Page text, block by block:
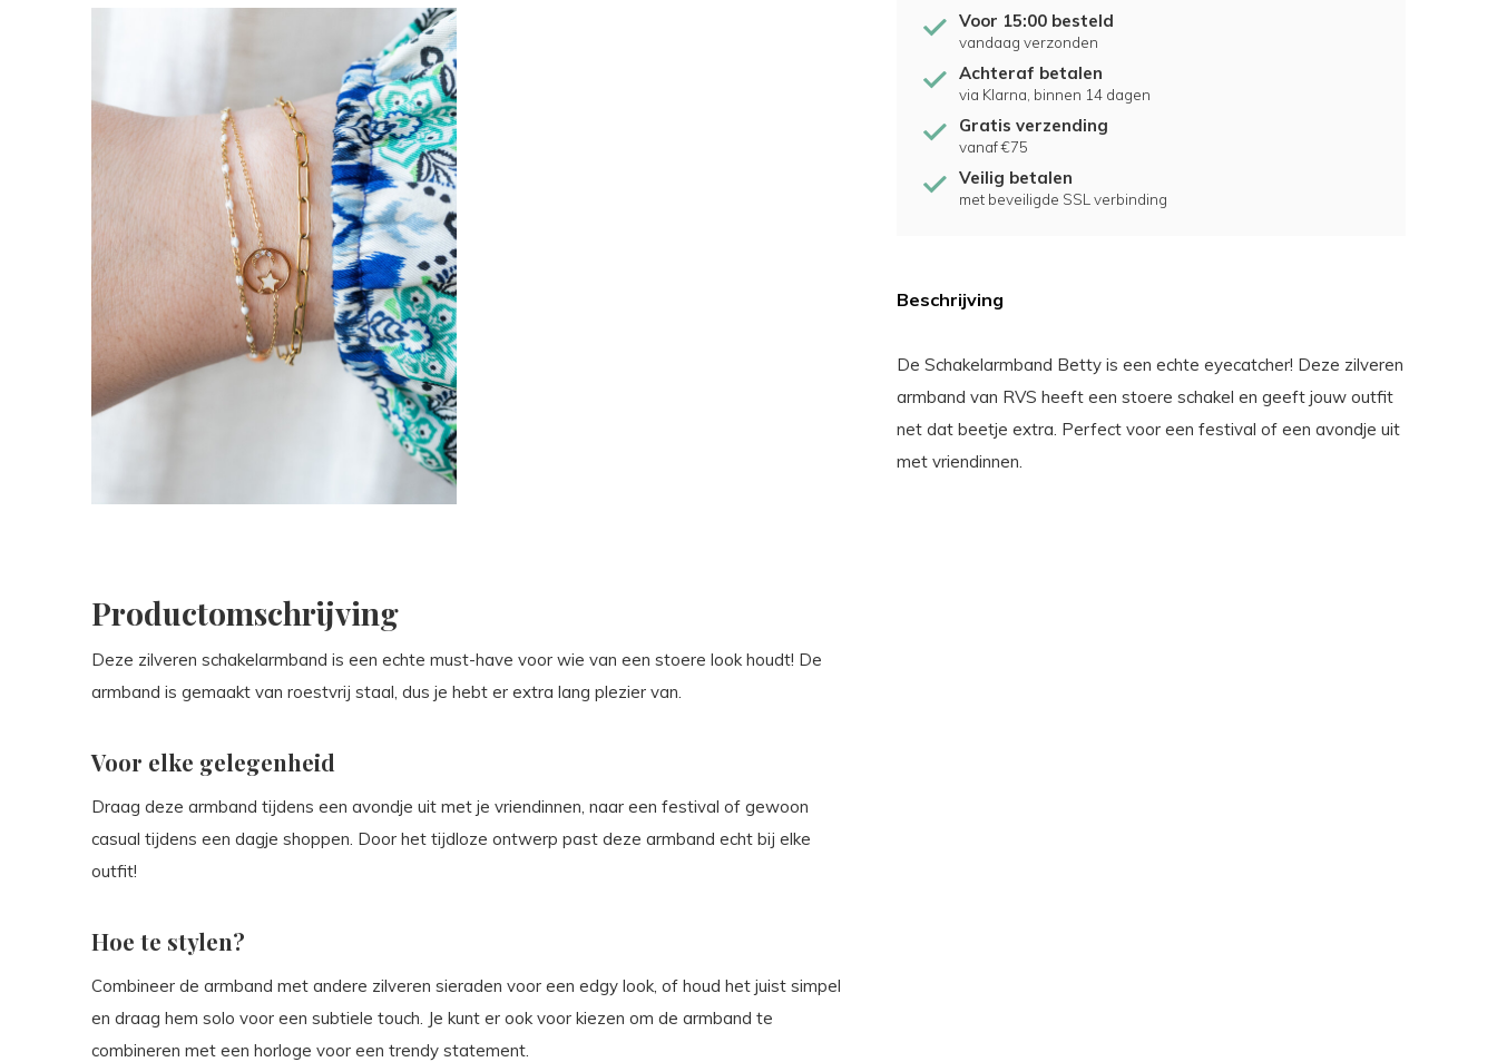
Voor 15:00 besteld
vandaag verzonden
Achteraf betalen
via Klarna, binnen 14 dagen
Gratis verzending
vanaf €75
Veilig betalen
met beveiligde SSL verbinding
Beschrijving
De Schakelarmband Betty is een echte eyecatcher! Deze zilveren
armband van RVS heeft een stoere schakel en geeft jouw outfit
net dat beetje extra. Perfect voor een festival of een avondje uit
met vriendinnen.
Productomschrijving
Deze zilveren schakelarmband is een echte must-have voor wie van een stoere look houdt! De
armband is gemaakt van roestvrij staal, dus je hebt er extra lang plezier van.
Voor elke gelegenheid
Draag deze armband tijdens een avondje uit met je vriendinnen, naar een festival of gewoon
casual tijdens een dagje shoppen. Door het tijdloze ontwerp past deze armband echt bij elke
outfit!
Hoe te stylen?
Combineer de armband met andere zilveren sieraden voor een edgy look, of houd het juist simpel
en draag hem solo voor een subtiele touch. Je kunt er ook voor kiezen om de armband te
combineren met een horloge voor een trendy statement.